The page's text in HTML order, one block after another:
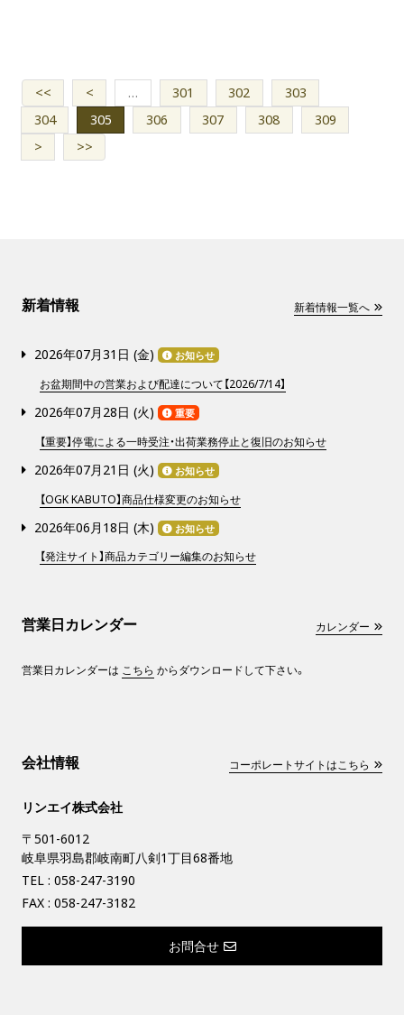
<< < … 301 302
303
304
305 306 307 308
309
>
>>
新着情報 新着情報一覧へ
2026年07月31日 (金) お知らせ
お盆期間中の営業および配達について【2026/7/14】
2026年07月28日 (火) 重要
【重要】停電による一時受注・出荷業務停止と復旧のお知らせ
2026年07月21日 (火) お知らせ
【OGK KABUTO】商品仕様変更のお知らせ
2026年06月18日 (木) お知らせ
【発注サイト】商品カテゴリー編集のお知らせ
営業日カレンダー カレンダー
営業日カレンダーは こちら からダウンロードして下さい。
会社情報 コーポレートサイトはこちら
リンエイ株式会社
〒501-6012
岐阜県羽島郡岐南町八剣1丁目68番地
TEL : 058-247-3190
FAX : 058-247-3182
お問合せ